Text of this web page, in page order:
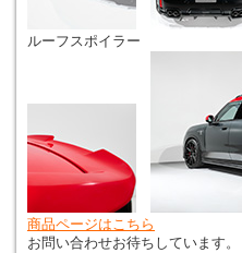
ルーフスポイラー
商品ページはこちら
お問い合わせお待ちしています。